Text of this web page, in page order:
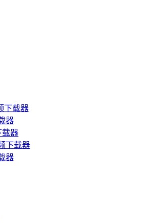
下载器
器
载器
下载器
器